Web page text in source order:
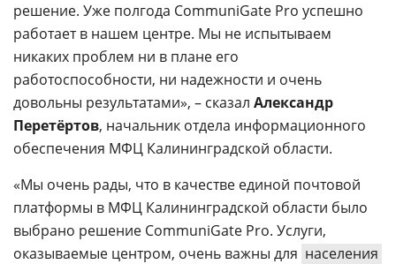
решение. Уже полгода CommuniGate Pro успешно
работает в нашем центре. Мы не испытываем
никаких проблем ни в плане его
работоспособности, ни надежности и очень
довольны результатами», – сказал Александр
Перетёртов, начальник отдела информационного
обеспечения МФЦ Калининградской области.
«Мы очень рады, что в качестве единой почтовой
платформы в МФЦ Калининградской области было
выбрано решение CommuniGate Pro. Услуги,
оказываемые центром, очень важны для населения